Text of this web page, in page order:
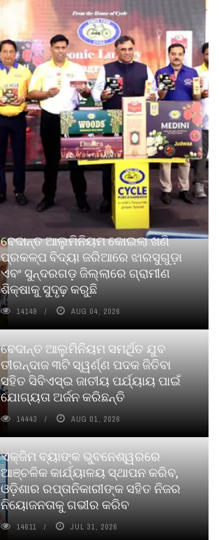
ବେଦାନ୍ତ ଆଲୁମିନିୟମ କୋଇଲା ଖଣି
ପ୍ରକଳ୍ପ ବିଦ୍ୟା ଜରିଆରେ ଝାରସୁଗୁଡ଼ା
ଏବଂ ସୁନ୍ଦରଗଡ଼ ଜିଲ୍ଲାରେ ଗ୍ରାମୀଣ
ଶିକ୍ଷାକୁ ସୁଦୃଢ଼ କରୁଛି
14149 AUG 04, 2026
ବେଦାନ୍ତ ଆଲୁମିନିୟମ ସମର୍ଥିତ ଯୁବ
ତୀରନ୍ଦାଜ ୩ଟି ସ୍ୱର୍ଣ୍ଣ ପଦକ ଜିତିବା
ସହିତ ସିବିଏସ୍ଇ ଜାତୀୟ ପର୍ଯ୍ୟାୟ ପାଇଁ
ଯୋଗ୍ୟତା ଅର୍ଜନ କରିଛନ୍ତି
14443 AUG 01, 2026
ଏକ୍ଜିମ ବ୍ୟାଙ୍କ ଭୁବନେଶ୍ୱରରେ
ଆଞ୍ଚଳିକ କାର୍ଯ୍ୟାଳୟ ସ୍ଥାପନ କରିବ,
ଓଡ଼ିଶାର ରପ୍ତାନିକାରୀଙ୍କ ସହିତ ନିଜର
ନିୟୋଜନତାକୁ ଗଭୀର କରିବ
14611 JUL 31, 2026